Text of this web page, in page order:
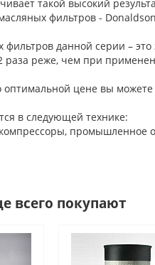
такой высокий
фильтров -
данной серии –
раза реже, чем при
оптимальной цене вы можете
в следующей технике:
промышленное
всего покупают